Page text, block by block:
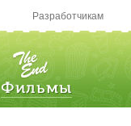
Разработчикам
Фильмы